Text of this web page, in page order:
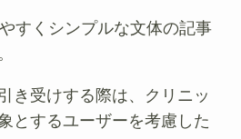
すくシンプルな文体の記事
き受けする際は、クリニッ
とするユーザーを考慮した